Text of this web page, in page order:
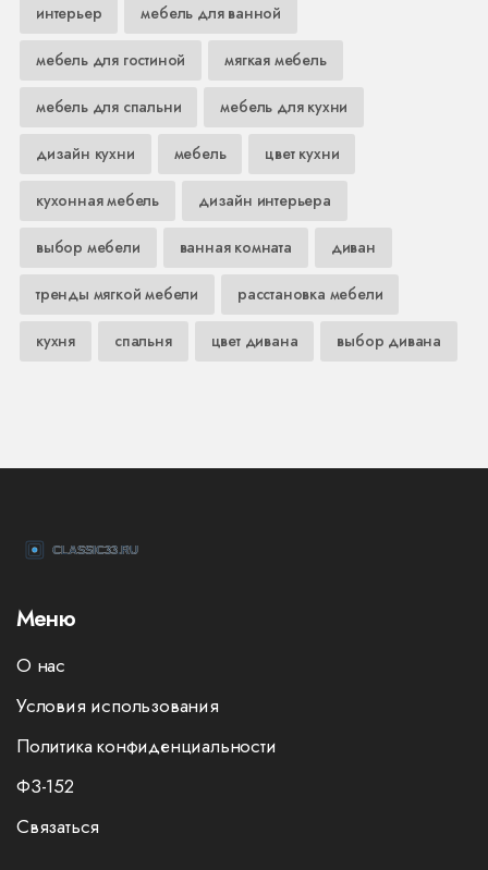
интерьер мебель для ванной
мебель для гостиной мягкая мебель
мебель для спальни мебель для кухни
дизайн кухни мебель цвет кухни
кухонная мебель дизайн интерьера
выбор мебели ванная комната диван
тренды мягкой мебели расстановка мебели
кухня спальня цвет дивана выбор дивана
Меню
О нас
Условия использования
Политика конфиденциальности
ФЗ-152
Связаться